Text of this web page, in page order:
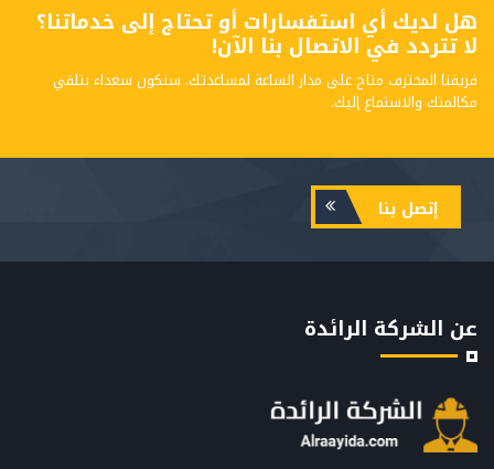
هل لديك أي استفسارات أو تحتاج إلى خدماتنا؟
لا تتردد في الاتصال بنا الآن!
فريقنا المحترف متاح على مدار الساعة لمساعدتك. سنكون سعداء بتلقي
مكالمتك والاستماع إليك.
إتصل بنا
عن الشركة الرائدة